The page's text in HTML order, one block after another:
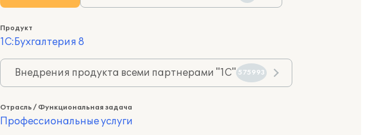
Продукт
1С:Бухгалтерия 8
Внедрения продукта всеми партнерами "1С" 575993
Отрасль / Функциональная задача
Профессиональные услуги